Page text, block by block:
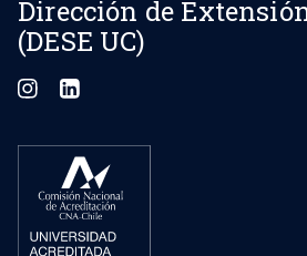
Dirección de
(DESE UC)